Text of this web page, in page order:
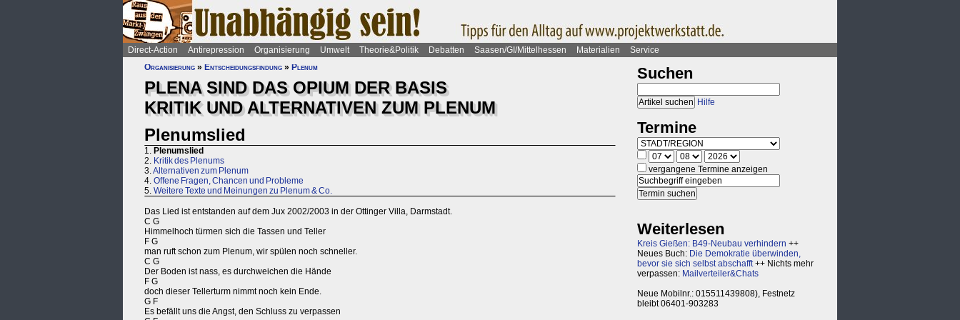
Direct-Action Antirepression Organisierung Umwelt Theorie&Politik Debatten Saasen/GI/Mittelhessen Materialien
Service
Organisierung » Entscheidungsfindung » Plenum
PLENA SIND DAS OPIUM DER BASIS
KRITIK UND ALTERNATIVEN ZUM PLENUM
Plenumslied
1. Plenumslied
2. Kritik des Plenums
3.Alternativen zum Plenum
4. Offene Fragen, Chancen und Probleme
5. Weitere Texte und Meinungen zu Plenum & Co.
Das Lied ist entstanden auf dem Jux 2002/2003 in der Ottinger Villa, Darmstadt.
C G
Himmelhoch türmen sich die Tassen und Teller
F G
man ruft schon zum Plenum, wir spülen noch schneller.
C G
Der Boden ist nass, es durchweichen die Hände
F G
doch dieser Tellerturm nimmt noch kein Ende.
G F
Es befällt uns die Angst, den Schluss zu verpassen
Suchen
Hilfe
Termine
vergangene Termine anzeigen
Weiterlesen
Kreis Gießen: B49-Neubau verhindern ++
Neues Buch: Die Demokratie überwinden,
bevor sie sich selbst abschafft++ Nichts mehr
verpassen: Mailverteiler&Chats
Neue Mobilnr.: 015511439808), Festnetz
bleibt 06401-903283